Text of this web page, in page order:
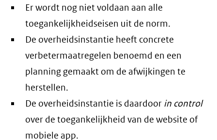
Er wordt nog niet voldaan aan alle
toegankelijkheidseisen uit de norm.
De overheidsinstantie heeft concrete
verbetermaatregelen benoemd en een
planning gemaakt om de afwijkingen te
herstellen.
De overheidsinstantie is daardoor in control
over de toegankelijkheid van de website of
mobiele app.